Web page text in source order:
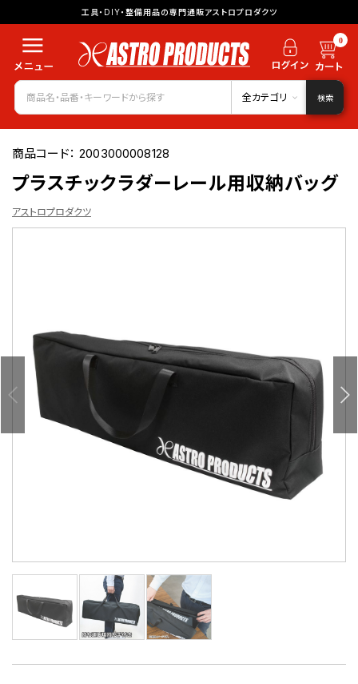
工具・DIY・整備用品の専門通販アストロプロダクツ
0
全カテゴリ 検索
商品コード：2003000008128
プラスチックラダーレール用収納バッグ
アストロプロダクツ